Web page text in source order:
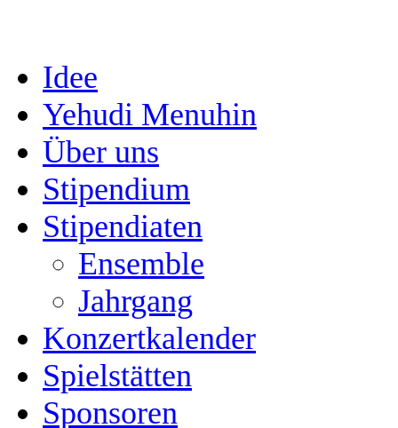
Idee
Yehudi Menuhin
Über uns
Stipendium
Stipendiaten
Ensemble
Jahrgang
Konzertkalender
Spielstätten
Sponsoren